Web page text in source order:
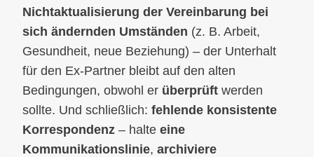
Nichtaktualisierung der Vereinbarung bei
sich ändernden Umständen (z. B. Arbeit,
Gesundheit, neue Beziehung) – der Unterhalt
für den Ex-Partner bleibt auf den alten
Bedingungen, obwohl er überprüft werden
sollte. Und schließlich: fehlende konsistente
Korrespondenz – halte eine
Kommunikationslinie, archiviere